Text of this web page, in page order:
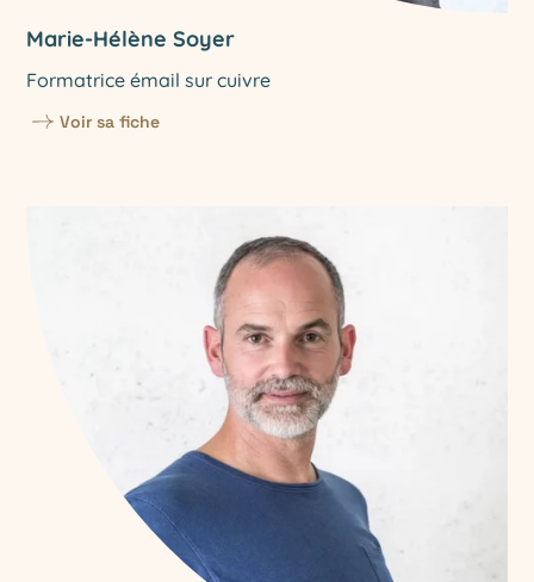
Marie-Hélène Soyer
Formatrice émail sur cuivre
Voir sa fiche